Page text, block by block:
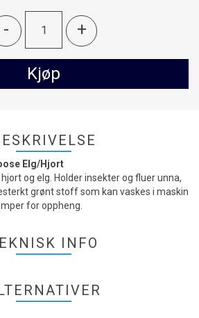
- +
Kjøp
Elg/Hjort
og elg. Holder insekter og fluer unna,
grønt stoff som kan vaskes i maskin
for oppheng.
INFO